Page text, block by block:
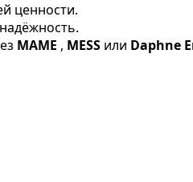
ценности.
MAME , MESS или Daphne